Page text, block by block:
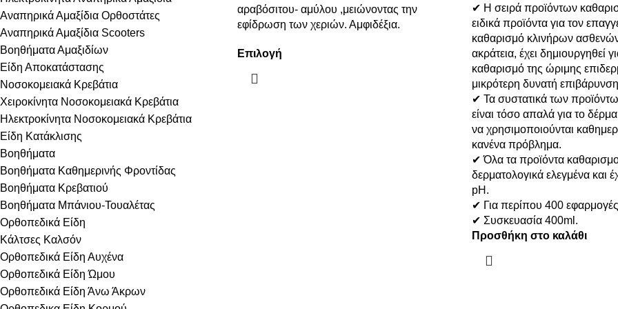
Αναπηρικά Αμαξίδια Ορθοστάτες
Αναπηρικά Αμαξίδια Scooters
Βοηθήματα Αμαξιδίων
Είδη Αποκατάστασης
Νοσοκομειακά Κρεβάτια
Χειροκίνητα Νοσοκομειακά Κρεβάτια
Ηλεκτροκίνητα Νοσοκομειακά Κρεβάτια
Είδη Κατάκλισης
Βοηθήματα
Βοηθήματα Καθημερινής Φροντίδας
Βοηθήματα Κρεβατιού
Βοηθήματα Μπάνιου-Τουαλέτας
Ορθοπεδικά Είδη
Κάλτσες Καλσόν
Ορθοπεδικά Είδη Αυχένα
Ορθοπεδικά Είδη Ώμου
Ορθοπεδικά Είδη Άνω Άκρων
αραβόσιτου- αμύλου ,μειώνοντας την
εφίδρωση των χεριών. Αμφιδέξια.
Επιλογή
✔ Η σειρά προϊόντων
ειδικά προϊόντα για τον
καθαρισμό κλινήρων
ακράτεια, έχει δημιουργηθεί
καθαρισμό της ώριμης
μικρότερη δυνατή
✔ Τα συστατικά των
είναι τόσο απαλά για το
να χρησιμοποιούνται
κανένα πρόβλημα.
✔ Όλα τα προϊόντα
δερματολογικά ελεγμένα και
pH.
✔ Για περίπου 400
✔ Συσκευασία 400ml.
Προσθήκη στο καλάθι